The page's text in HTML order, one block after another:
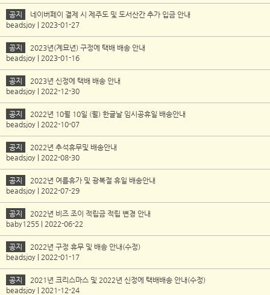
공지
네이버페이 결제 시 제주도 및 도서산간 추가 입금 안내
beadsjoy | 2023-01-27
공지
2023년(계묘년) 구정에 택배 배송 안내
beadsjoy | 2023-01-16
공지
2023년 신정에 택배 배송 안내
beadsjoy | 2022-12-30
공지
2022년 10월 10일 (월) 한글날 임시공휴일 배송안내
beadsjoy | 2022-10-07
공지
2022년 추석휴무및 배송안내
beadsjoy | 2022-08-30
공지
2022년 여름휴가 및 광복절 휴일 배송안내
beadsjoy | 2022-07-29
공지
2022년 비즈 조이 적립금 적립 변경 안내
baby1255 | 2022-06-22
공지
2022년 구정 휴무 및 배송 안내(수정)
beadsjoy | 2022-01-17
공지
2021년 크리스마스 및 2022년 신정에 택배배송 안내(수정)
beadsjoy | 2021-12-24